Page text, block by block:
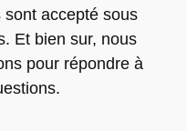
accepté sous
Et bien sur, nous
pour répondre à